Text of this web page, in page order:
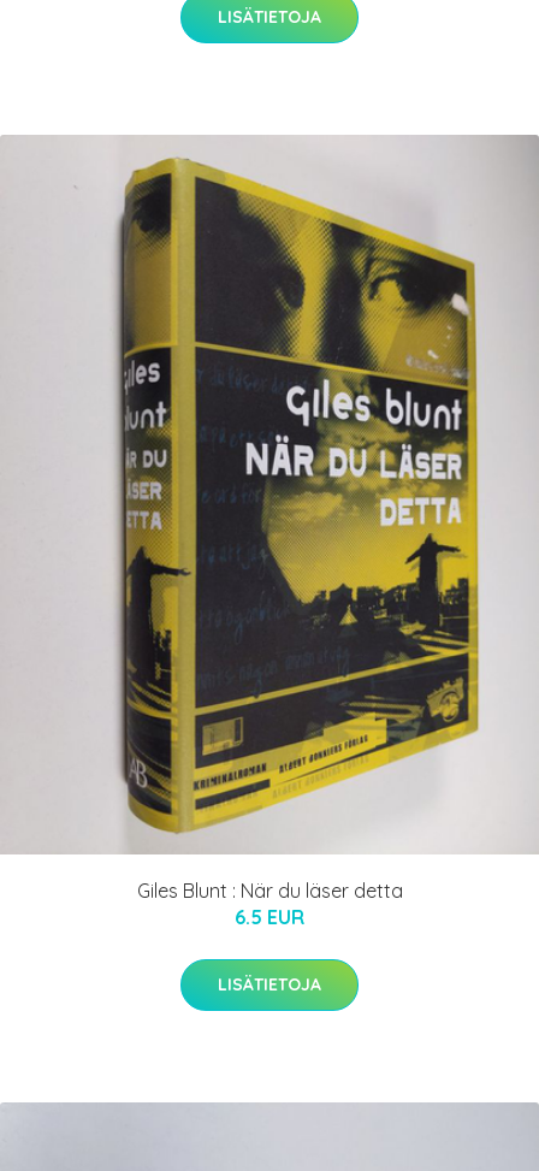
LISÄTIETOJA
Giles Blunt : När du läser detta
6.5 EUR
LISÄTIETOJA